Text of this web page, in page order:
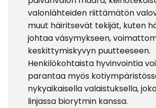
valonlähteiden riittämätön
muut häiritsevät tekijät, kuten
johtaa väsymykseen,
keskittymiskyvyn puutteeseen.
Henkilökohtaista hyvinvointia
parantaa myös
nykyaikaisella valaistuksella,
linjassa biorytmin kanssa.